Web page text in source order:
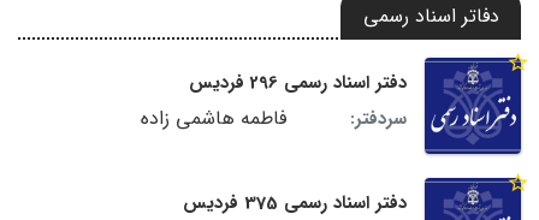
دفاتر اسناد رسمی
دفتر اسناد رسمی 296 فردیس
سردفتر:
فاطمه هاشمی زاده
دفتر اسناد رسمی 375 فردیس